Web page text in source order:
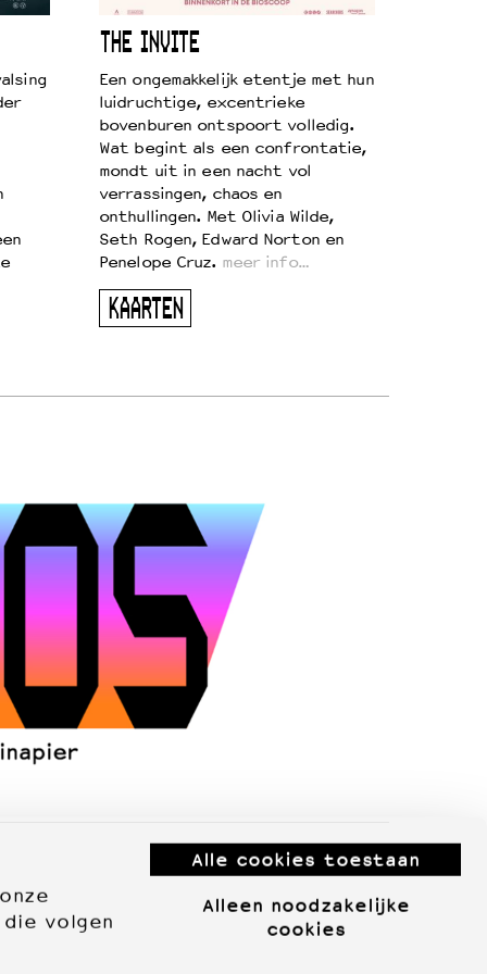
volgen
Alle cookies toestaan
Alleen noodzakelijke
cookies
THE INVITE
Een ongemakkelijk etentje met hun
luidruchtige, excentrieke
bovenburen ontspoort volledig.
Wat begint als een confrontatie,
mondt uit in een nacht vol
verrassingen, chaos en
onthullingen. Met Olivia Wilde,
Seth Rogen, Edward Norton en
Penelope Cruz. meer info…
KAARTEN